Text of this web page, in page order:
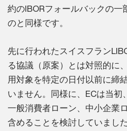
約のIBORフォールバックの一
のと同様です。
先に行われたスイスフラン
る協議（原案）とは対照的に
用対象を特定の日付以前に締
いません。同様に、ECは当初
一般消費者ローン、中小企業
含めることを検討していまし